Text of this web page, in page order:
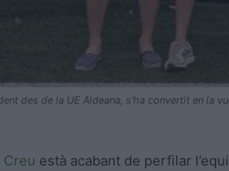
des de la UE Aldeana, s'ha convertit en la
Creu està acabant de perfilar